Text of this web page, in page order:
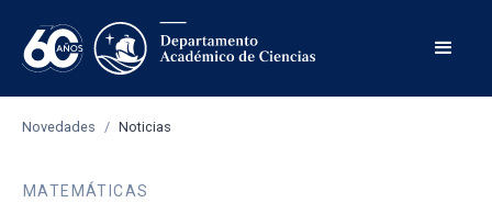
Novedades / Noticias
MATEMÁTICAS